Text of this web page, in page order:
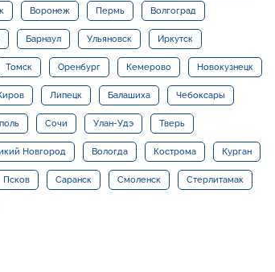
Воронеж Пермь Волгоград
Барнаул Ульяновск Иркутск
Томск Оренбург Кемерово Новокузнецк
Липецк Балашиха Чебоксары
Сочи Улан-Удэ Тверь
Новгород Вологда Кострома Курган
Псков Саранск Смоленск Стерлитамак